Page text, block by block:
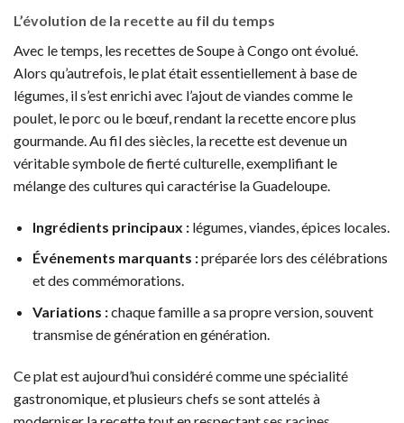
L’évolution de la recette au fil du temps
Avec le temps, les recettes de Soupe à Congo ont évolué.
Alors qu’autrefois, le plat était essentiellement à base de
légumes, il s’est enrichi avec l’ajout de viandes comme le
poulet, le porc ou le bœuf, rendant la recette encore plus
gourmande. Au fil des siècles, la recette est devenue un
véritable symbole de fierté culturelle, exemplifiant le
mélange des cultures qui caractérise la Guadeloupe.
Ingrédients principaux :légumes, viandes, épices locales.
Événements marquants :préparée lors des célébrations
et des commémorations.
Variations :chaque famille a sa propre version, souvent
transmise de génération en génération.
Ce plat est aujourd’hui considéré comme une spécialité
gastronomique, et plusieurs chefs se sont attelés à